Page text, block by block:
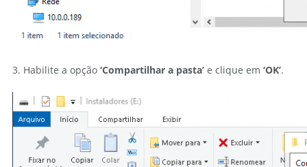
3. Habilite a opção ‘Compartilhar a pasta’ e clique em ‘OK’.